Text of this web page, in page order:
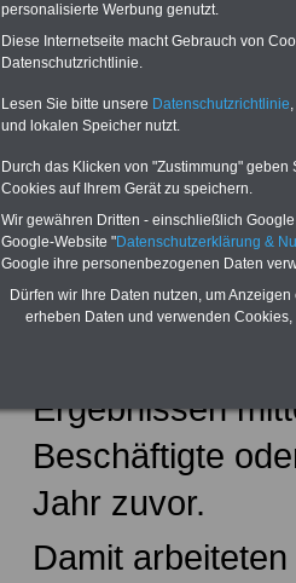
Personal im
Rund 5,3
Deutschland
öffentlichen
(Stichtag 30.
Statistische
Tag des
Ergebnissen
Beschäftigte
Jahr zuvor.
Damit
personalisierte Werbung genutzt.
Diese Internetseite macht Gebrauch von
Datenschutzrichtlinie.
Lesen Sie bitte unsere Datenschutzrichtlinie
und lokalen Speicher nutzt.
Durch das Klicken von "Zustimmung"
Cookies auf Ihrem Gerät zu speichern.
Wir gewähren Dritten - einschließlich
Google-Website "Datenschutzerklärung &
Google ihre personenbezogenen Daten
Dürfen wir Ihre Daten nutzen, um
erheben Daten und verwenden